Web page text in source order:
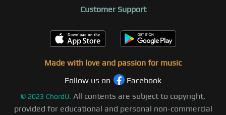
Customer Support
Made with love and passion for music
Follow us on
Facebook
© 2023 ChordU. All contents are subject to copyright,
provided for educational and personal non-commercial